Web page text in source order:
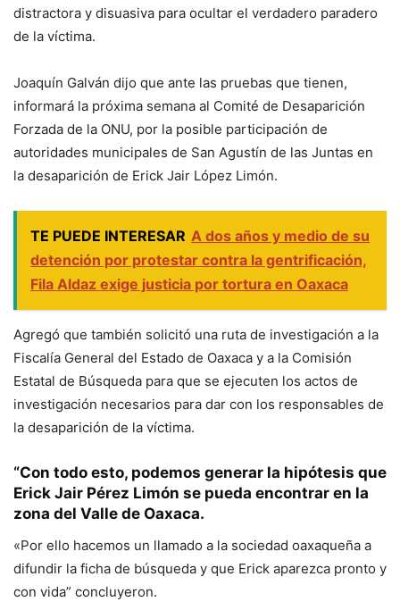
distractora y disuasiva para ocultar el verdadero paradero
de la víctima.
Joaquín Galván dijo que ante las pruebas que tienen,
informará la próxima semana al Comité de Desaparición
Forzada de la ONU, por la posible participación de
autoridades municipales de San Agustín de las Juntas en
la desaparición de Erick Jair López Limón.
TE PUEDE INTERESAR A dos años y medio de su
detención por protestar contra la gentrificación,
Fila Aldaz exige justicia por tortura en Oaxaca
Agregó que también solicitó una ruta de investigación a la
Fiscalía General del Estado de Oaxaca y a la Comisión
Estatal de Búsqueda para que se ejecuten los actos de
investigación necesarios para dar con los responsables de
la desaparición de la víctima.
“Con todo esto, podemos generar la hipótesis que
Erick Jair Pérez Limón se pueda encontrar en la
zona del Valle de Oaxaca.
«Por ello hacemos un llamado a la sociedad oaxaqueña a
difundir la ficha de búsqueda y que Erick aparezca pronto y
con vida” concluyeron.